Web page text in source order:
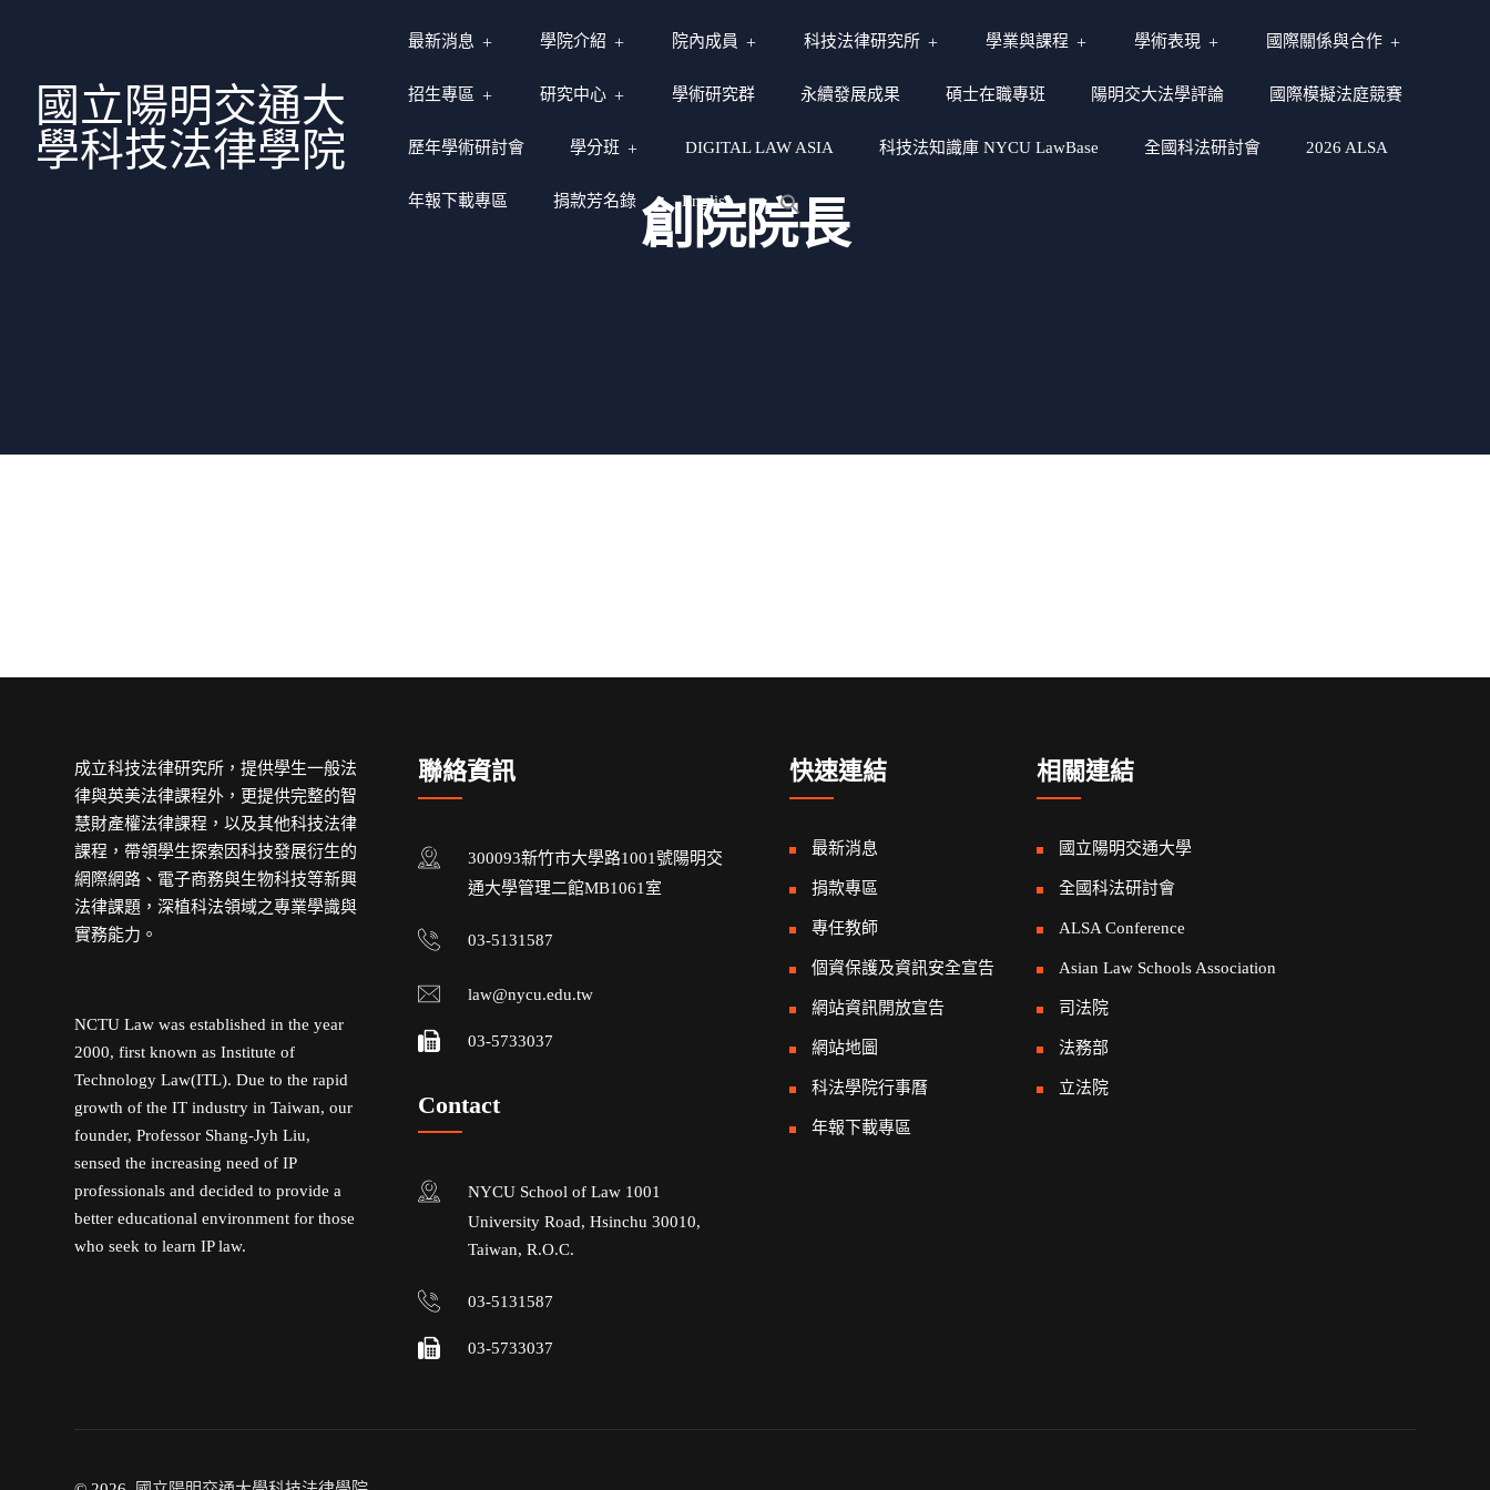
國立陽明交通大
學科技法律學院
最新消息 學院介紹 院內成員 科技法律研究所 學業與課程 學術表現 國際關係與合作
招生專區 研究中心 學術研究群 永續發展成果 碩士在職專班 陽明交大法學評論 國際模擬法庭競賽
歷年學術研討會 學分班 DIGITAL LAW ASIA 科技法知識庫 NYCU LawBase 全國科法研討會 2026 ALSA
年報下載專區 捐款芳名錄 English
創院院長
成立科技法律研究所，提供學生一般法
律與英美法律課程外，更提供完整的智
慧財產權法律課程，以及其他科技法律
課程，帶領學生探索因科技發展衍生的
網際網路、電子商務與生物科技等新興
法律課題，深植科法領域之專業學識與
實務能力。
NCTU Law was established in the year
2000, first known as Institute of
Technology Law(ITL). Due to the rapid
growth of the IT industry in Taiwan, our
founder, Professor Shang-Jyh Liu,
sensed the increasing need of IP
professionals and decided to provide a
better educational environment for those
who seek to learn IP law.
聯絡資訊
300093新竹市大學路1001號陽明交
通大學管理二館MB1061室
03-5131587
law@nycu.edu.tw
03-5733037
Contact
NYCU School of Law 1001
University Road, Hsinchu 30010,
Taiwan, R.O.C.
03-5131587
03-5733037
快速連結
最新消息
捐款專區
專任教師
個資保護及資訊安全宣告
網站資訊開放宣告
網站地圖
科法學院行事曆
年報下載專區
相關連結
國立陽明交通大學
全國科法研討會
ALSA Conference
Asian Law Schools Association
司法院
法務部
立法院